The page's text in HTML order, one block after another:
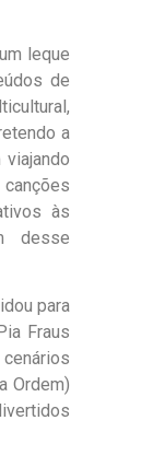
leque
de
a
canções
às
desse
para
Fraus
cenários
Ordem)